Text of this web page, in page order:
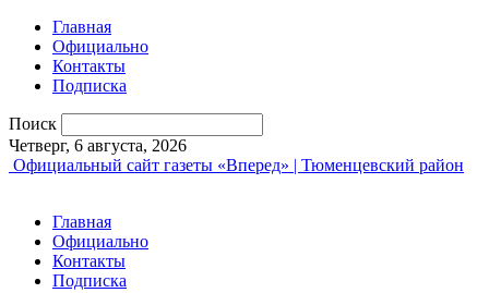
Главная
Официально
Контакты
Подписка
Поиск
Четверг, 6 августа, 2026
Официальный сайт газеты «Вперед» | Тюменцевский район
Главная
Официально
Контакты
Подписка